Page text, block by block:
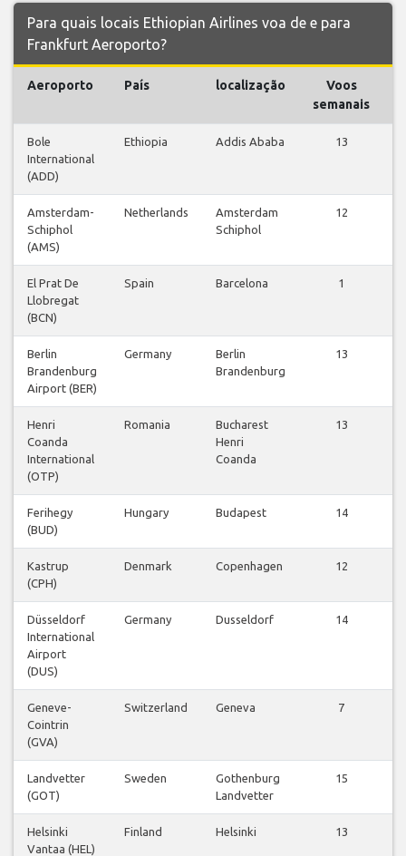
Para quais locais Ethiopian Airlines voa de e para
Frankfurt Aeroporto?
Aeroporto País localização
Voos
semanais
Bole
International
(ADD)
Ethiopia Addis Ababa 13
Amsterdam-
Schiphol
(AMS)
Netherlands
Amsterdam
Schiphol
12
El Prat De
Llobregat
(BCN)
Spain Barcelona 1
Berlin
Brandenburg
Airport (BER)
Germany
Berlin
Brandenburg
13
Henri
Coanda
International
(OTP)
Romania
Bucharest
Henri
Coanda
13
Ferihegy
(BUD)
Hungary Budapest 14
Kastrup
(CPH)
Denmark Copenhagen 12
Düsseldorf
International
Airport
(DUS)
Germany Dusseldorf 14
Geneve-
Cointrin
(GVA)
Switzerland Geneva 7
Landvetter
(GOT)
Sweden
Gothenburg
Landvetter
15
Helsinki
Vantaa (HEL)
Finland Helsinki 13